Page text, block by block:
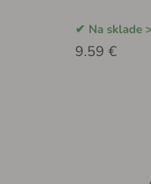
Na sklade
9.59 €